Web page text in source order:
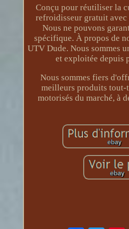
Conçu pour réutiliser la
refroidisseur gratuit avec
Nous ne pouvons
spécifique. À propos de
UTV Dude. Nous sommes
et exploitée depuis
Nous sommes fiers
meilleurs produits tout-
motorisés du marché, à